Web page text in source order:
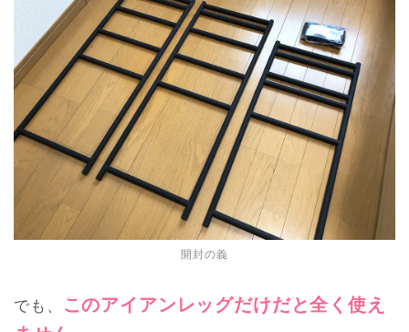
開封の義
でも、
このアイアンレッグだけだと全く使え